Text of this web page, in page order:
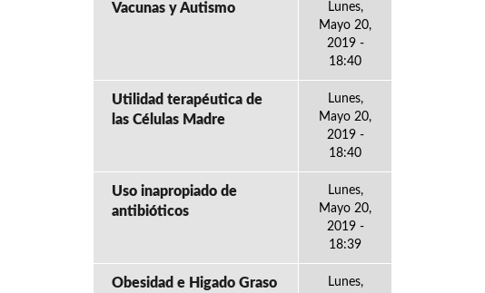
Vacunas y Autismo
Lunes,
Mayo 20,
2019 -
18:40
Utilidad terapéutica de
las Células Madre
Lunes,
Mayo 20,
2019 -
18:40
Uso inapropiado de
antibióticos
Lunes,
Mayo 20,
2019 -
18:39
Obesidad e Higado Graso
Lunes,